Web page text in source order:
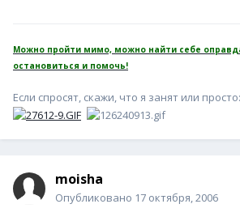
Можно пройти мимо, можно найти себе
остановиться и помочь!
Если спросят, скажи, что я занят или
moisha
Опубликовано 17 октября, 2006